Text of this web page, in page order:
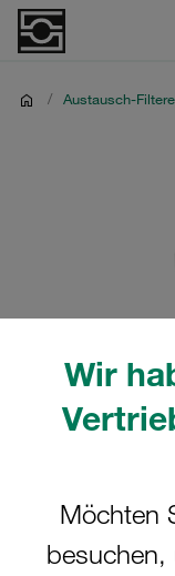
Wir
Möchten
besuchen,
/ Austausch-